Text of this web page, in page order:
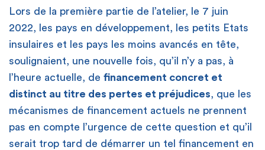
Lors de la première partie de l’atelier, le 7 juin
2022, les pays en développement, les petits Etats
insulaires et les pays les moins avancés en tête,
soulignaient, une nouvelle fois, qu’il n’y a pas, à
l’heure actuelle, de financement concret et
distinct au titre des pertes et préjudices , que les
mécanismes de financement actuels ne prennent
pas en compte l’urgence de cette question et qu’il
serait trop tard de démarrer un tel financement en